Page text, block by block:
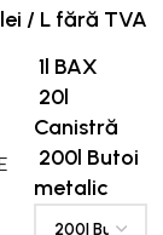
/ L fără TVA
1l BAX
20l
Canistră
200l Butoi
metalic